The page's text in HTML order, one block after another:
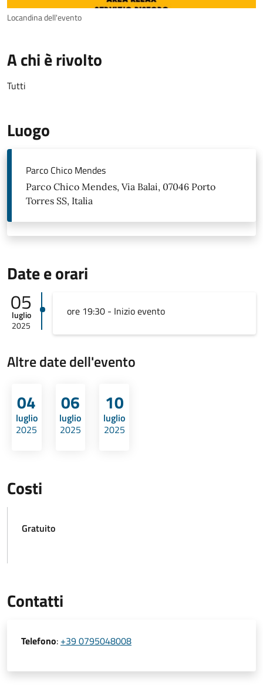
Locandina dell'evento
A chi è rivolto
Tutti
Luogo
Parco Chico Mendes
Parco Chico Mendes, Via Balai, 07046 Porto
Torres SS, Italia
Date e orari
05
luglio
2025
ore 19:30 - Inizio evento
Altre date dell'evento
04
luglio
2025
06
luglio
2025
10
luglio
2025
Costi
Gratuito
Contatti
Telefono: +39 0795048008